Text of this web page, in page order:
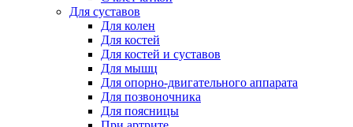
Для суставов
Для колен
Для костей
Для костей и суставов
Для мышц
Для опорно-двигательного аппарата
Для позвоночника
Для поясницы